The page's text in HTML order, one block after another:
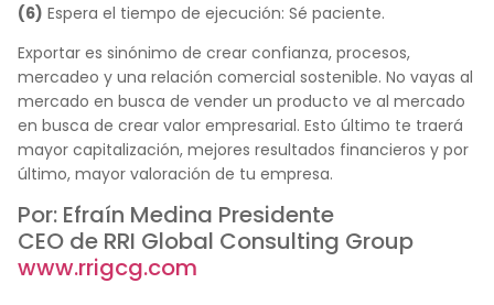
(6) Espera el tiempo de ejecución: Sé paciente.
Exportar es sinónimo de crear confianza, procesos,
mercadeo y una relación comercial sostenible. No vayas al
mercado en busca de vender un producto ve al mercado
en busca de crear valor empresarial. Esto último te traerá
mayor capitalización, mejores resultados financieros y por
último, mayor valoración de tu empresa.
Por: Efraín Medina Presidente
CEO de RRI Global Consulting Group
www.rrigcg.com